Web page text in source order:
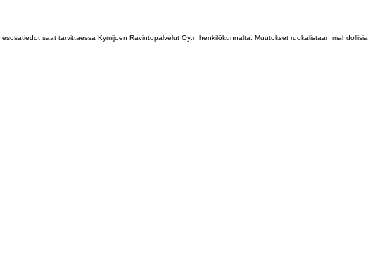
saat tarvittaessa Kymijoen Ravintopalvelut Oy:n henkilökunnalta. Muutokset ruokalistaan mahdollisia.